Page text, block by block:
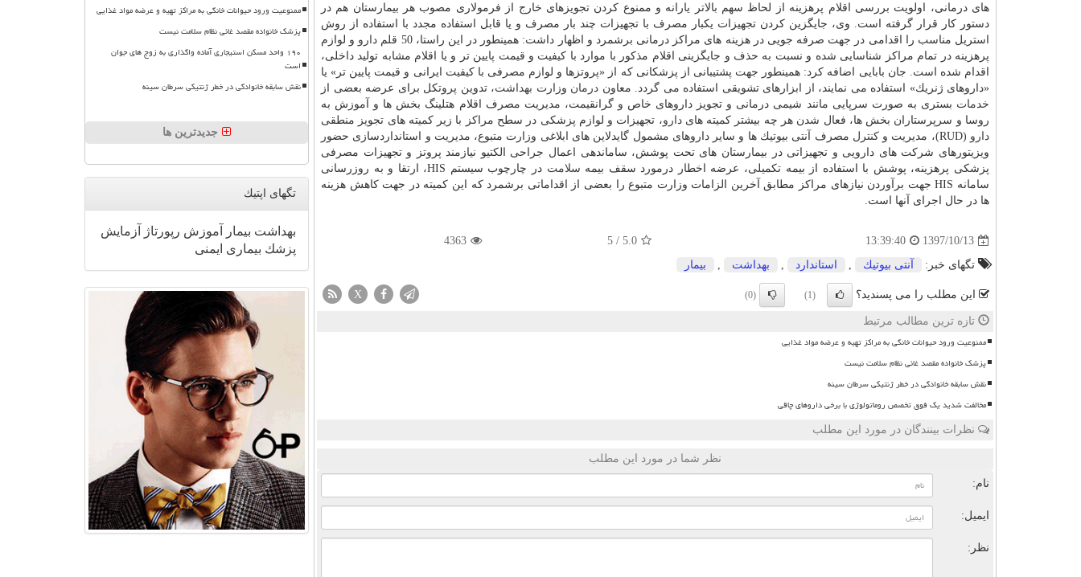
های درمانی، اولویت بررسی اقلام پرهزینه از لحاظ سهم بالاتر یارانه و ممنوع كردن تجویزهای خارج از فرمولاری مصوب هر بیمارستان هم در
دستور كار قرار گرفته است. وی، جایگزین كردن تجهیزات یكبار مصرف با تجهیزات چند بار مصرف و یا قابل استفاده مجدد با استفاده از روش
استریل مناسب را اقدامی در جهت صرفه جویی در هزینه های مراكز درمانی برشمرد و اظهار داشت: همینطور در این راستا، 50 قلم
دارو و لوازم
پرهزینه در تمام مراكز شناسایی شده و نسبت به حذف و جایگزینی اقلام مذكور با موارد با كیفیت و قیمت پایین تر و یا اقلام مشابه تولید داخلی،
اقدام شده است. جان بابایی اضافه كرد: همینطور جهت پشتیبانی از پزشكانی كه از «پروتزها و لوازم مصرفی با كیفیت ایرانی و قیمت پایین تر» یا
«داروهای ژنریك» استفاده می نمایند، از ابزارهای تشویقی استفاده می گردد. معاون درمان وزارت بهداشت، تدوین پروتكل برای عرضه بعضی از
خدمات بستری به صورت سرپایی مانند شیمی درمانی و تجویز داروهای خاص و گرانقیمت، مدیریت مصرف اقلام هتلینگ بخش ها و آموزش به
روسا و سرپرستاران بخش ها، فعال شدن هر چه بیشتر كمیته هایدارو، تجهیزات و لوازم پزشكی در سطح مراكز با زیر كمیته های تجویز منطقی
دارو (RUD)، مدیریت و كنترل مصرف آنتی بیوتیك ها و سایر داروهای مشمول گایدلاین های ابلاغی وزارت متبوع، مدیریت و استانداردسازی حضور
ویزیتورهای شركت های دارویی و تجهیزاتی در بیمارستان های تحت پوشش، ساماندهی اعمال جراحی الكتیو نیازمند پروتز و تجهیزات مصرفی
پزشكی پرهزینه، پوشش با استفاده از بیمه تكمیلی، عرضه اخطار درمورد سقف بیمه سلامت
در چارچوب سیستم HIS، ارتقا و به روزرسانی
سامانه HIS جهت برآوردن نیازهای مراكز مطابق آخرین الزامات وزارت متبوع را بعضی از اقداماتی برشمرد كه این كمیته در جهت كاهش هزینه
ها در حال اجرای آنها است.
1397/10/13
13:39:40
5.0
/
5
4363
تگهای خبر: آنتی بیوتیك , استاندارد , بهداشت , بیمار
این مطلب را می پسندید؟ (1)
(0)
X
تازه ترین مطالب مرتبط
ممنوعیت ورود حیوانات خانگی به مراکز تهیه و عرضه مواد غذایی
پزشک خانواده مقصد غائی نظام سلامت نیست
نقش سابقه خانوادگی در خطر ژنتیکی سرطان سینه
مخالفت شدید یک فوق تخصص روماتولوژی با برخی داروهای چاقی
نظرات بینندگان در مورد این مطلب
نظر شما در مورد این مطلب
نام:
ایمیل:
نظر:
ممنوعیت ورود حیوانات خانگی به مراکز تهیه و عرضه مواد غذایی
پزشک خانواده مقصد غائی نظام سلامت نیست
۱۹۰ واحد مسکن استیجاری آماده واگذاری به زوج های جوان
است
نقش سابقه خانوادگی در خطر ژنتیکی سرطان سینه
جدیدترین ها
تگهای اپتیك
بهداشت بیمار آموزش رپورتاژ
آزمایش
پزشك بیماری ایمنی